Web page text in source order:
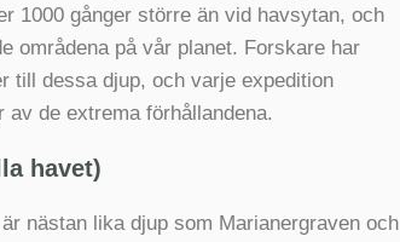
1000 gånger större än vid havsytan, och
områdena på vår planet. Forskare har
till dessa djup, och varje expedition
de extrema förhållandena.
havet)
nästan lika djup som Marianergraven och